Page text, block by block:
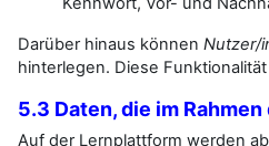
Darüber hinaus können Nutzer/
hinterlegen. Diese
5.3 Daten, die im
Auf der Lernplattform werden